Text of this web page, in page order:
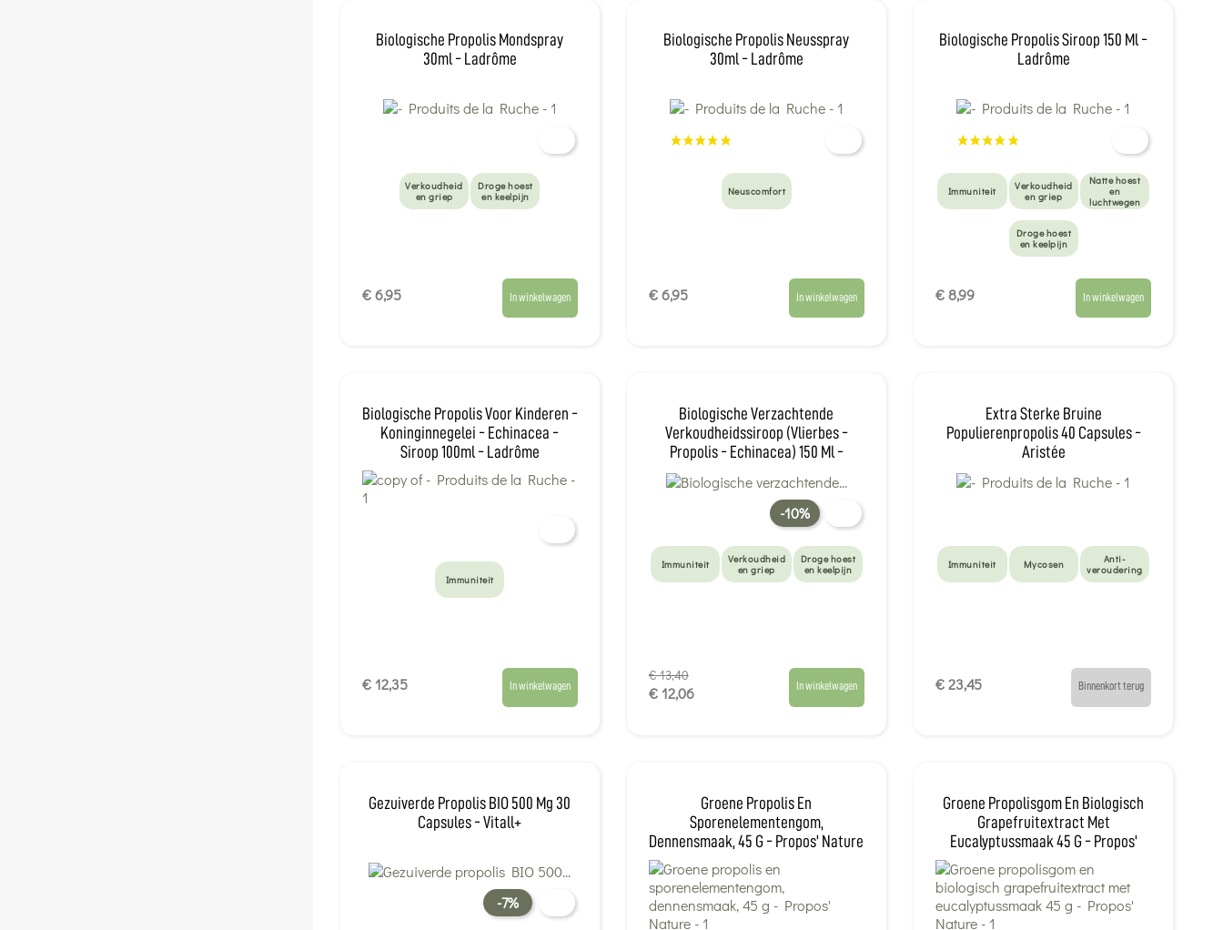
Biologische Propolis Mondspray
30ml - Ladrôme
Verkoudheid
en griep
Droge hoest
en keelpijn
€ 6,95 In winkelwagen
Biologische Propolis Neusspray
30ml - Ladrôme
Neuscomfort
€ 6,95 In winkelwagen
Biologische Propolis Siroop 150 Ml -
Ladrôme
Immuniteit
Verkoudheid
en griep
Natte hoest
en
luchtwegen
Droge hoest
en keelpijn
€ 8,99 In winkelwagen
Biologische Propolis Voor Kinderen -
Koninginnegelei - Echinacea -
Siroop 100ml - Ladrôme
Immuniteit
€ 12,35 In winkelwagen
Biologische Verzachtende
Verkoudheidssiroop (vlierbes -
Propolis - Echinacea) 150 Ml -
-10%
Immuniteit
Verkoudheid
en griep
Droge hoest
en keelpijn
€ 13,40
€ 12,06 In winkelwagen
Extra Sterke Bruine
Populierenpropolis 40 Capsules -
Aristée
Immuniteit Mycosen
Anti-
veroudering
€ 23,45 Binnenkort terug
Gezuiverde Propolis BIO 500 Mg 30
Capsules - Vitall+
-7%
Groene Propolis En
Sporenelementengom,
Dennensmaak, 45 G - Propos' Nature
Groene Propolisgom En Biologisch
Grapefruitextract Met
Eucalyptussmaak 45 G - Propos'
Nature